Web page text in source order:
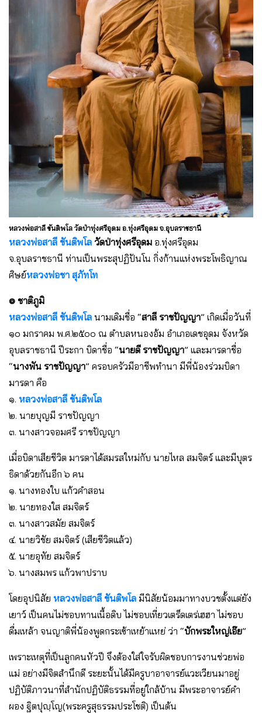
หลวงพ่อสาลี ขันติพโล วัดป่าทุ่งศรีอุดม อ.ทุ่งศรีอุดม จ.อุบลราชธานี
หลวงพ่อสาลี ขันติพโล วัดป่าทุ่งศรีอุดม อ.ทุ่งศรีอุดม
จ.อุบลราชธานี ท่านเป็นพระสุปฏิปันโน กิ่งก้านแห่งพระโพธิญาณ
ศิษย์หลวงพ่อชา สุภัทโท
๏ ชาติภูมิ
หลวงพ่อสาลี ขันติพโล นามเดิมชื่อ “สาลี ราชปัญญา” เกิดเมื่อวันที่
๑๐ มกราคม พ.ศ.๒๕๐๐ ณ ตำบลหนองอ้ม อำเภอเดชอุดม จังหวัด
อุบลราชธานี ปีระกา บิดาชื่อ “นายดี ราชปัญญา” และมารดาชื่อ
“นางพัน ราชปัญญา” ครอบครัวมีอาชีพทำนา มีพี่น้องร่วมบิดา
มารดา คือ
๑. หลวงพ่อสาลี ขันติพโล
๒. นายบุญมี ราชปัญญา
๓. นางสาวจอมศรี ราชปัญญา
เมื่อบิดาเสียชีวิต มารดาได้สมรสใหม่กับ นายไหล สมจิตร์ และมีบุตร
ธิดาด้วยกันอีก ๖ คน
๑. นางทองใบ แก้วคำสอน
๒. นายทองใส สมจิตร์
๓. นางสาวสมัย สมจิตร์
๔. นายวิชัย สมจิตร์ (เสียชีวิตแล้ว)
๕. นายอุทัย สมจิตร์
๖. นางสมพร แก้วพาปราบ
โดยอุปนิสัย หลวงพ่อสาลี ขันติพโล มีนิสัยน้อมมาทางบวชตั้งแต่ยัง
เยาว์ เป็นคนไม่ชอบทานเนื้อดิบ ไม่ชอบเที่ยวเตร็ดเตร่เฮฮา ไม่ชอบ
ดื่มเหล้า จนญาติพี่น้องพูดกระเซ้าเหย้าแหย่ ว่า “บักพระใหญ่เอ๊ย”
เพราะเหตุที่เป็นลูกคนหัวปี จึงต้องใส่ใจรับผิดชอบการงานช่วยพ่อ
แม่ อย่างมีจิตสำนึกดี ระยะนั้นได้มีครูบาอาจารย์แวะเวียนมาอยู่
ปฏิบัติภาวนาที่สำนักปฏิบัติธรรมที่อยู่ใกล้บ้าน มีพระอาจารย์คำ
ผอง ฐิตปุญฺโญ(พระครูสุธรรมประโชติ) เป็นต้น